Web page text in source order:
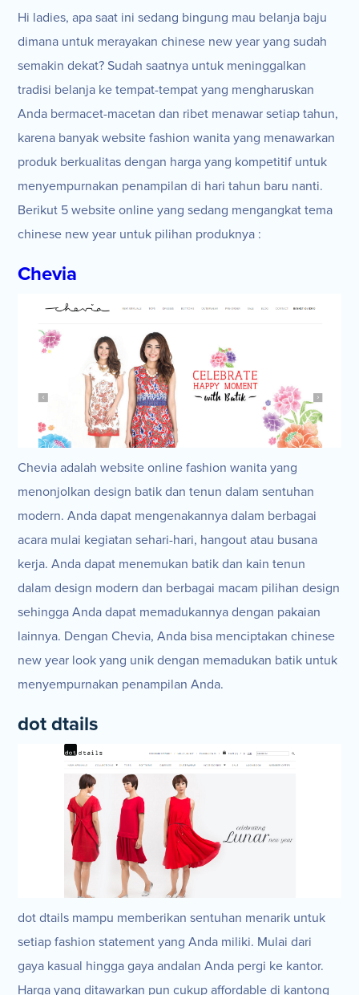
Hi ladies, apa saat ini sedang bingung mau belanja baju
dimana untuk merayakan chinese new year yang sudah
semakin dekat? Sudah saatnya untuk meninggalkan
tradisi belanja ke tempat-tempat yang mengharuskan
Anda bermacet-macetan dan ribet menawar setiap tahun,
karena banyak website fashion wanita yang menawarkan
produk berkualitas dengan harga yang kompetitif untuk
menyempurnakan penampilan di hari tahun baru nanti.
Berikut 5 website online yang sedang mengangkat tema
chinese new year untuk pilihan produknya :
Chevia
Chevia adalah website online fashion wanita yang
menonjolkan design batik dan tenun dalam sentuhan
modern. Anda dapat mengenakannya dalam berbagai
acara mulai kegiatan sehari-hari, hangout atau busana
kerja. Anda dapat menemukan batik dan kain tenun
dalam design modern dan berbagai macam pilihan design
sehingga Anda dapat memadukannya dengan pakaian
lainnya. Dengan Chevia, Anda bisa menciptakan chinese
new year look yang unik dengan memadukan batik untuk
menyempurnakan penampilan Anda.
dot dtails
dot dtails mampu memberikan sentuhan menarik untuk
setiap fashion statement yang Anda miliki. Mulai dari
gaya kasual hingga gaya andalan Anda pergi ke kantor.
Harga yang ditawarkan pun cukup affordable di kantong